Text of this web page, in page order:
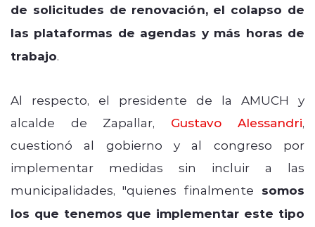
de solicitudes de renovación, el colapso de
las plataformas de agendas y más horas de
trabajo.
Al respecto, el presidente de la AMUCH y
alcalde de Zapallar, Gustavo Alessandri,
cuestionó al gobierno y al congreso por
implementar medidas sin incluir a las
municipalidades, "quienes finalmente somos
los que tenemos que implementar este tipo